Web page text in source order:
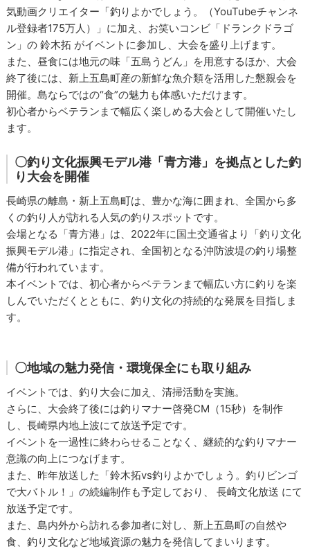
気動画クリエイター「釣りよかでしょう。（YouTubeチャンネ
ル登録者175万人）」に加え、お笑いコンビ「ドランクドラゴ
ン」の 鈴木拓 がイベントに参加し、大会を盛り上げます。
また、昼食には地元の味「五島うどん」を用意するほか、大会
終了後には、新上五島町産の新鮮な魚介類を活用した懇親会を
開催。島ならではの“食”の魅力も体感いただけます。
初心者からベテランまで幅広く楽しめる大会として開催いたし
ます。
〇釣り文化振興モデル港「青方港」を拠点とした釣
り大会を開催
長崎県の離島・新上五島町は、豊かな海に囲まれ、全国から多
くの釣り人が訪れる人気の釣りスポットです。
会場となる「青方港」は、2022年に国土交通省より「釣り文化
振興モデル港」に指定され、全国初となる沖防波堤の釣り場整
備が行われています。
本イベントでは、初心者からベテランまで幅広い方に釣りを楽
しんでいただくとともに、釣り文化の持続的な発展を目指しま
す。
〇地域の魅力発信・環境保全にも取り組み
イベントでは、釣り大会に加え、清掃活動を実施。
さらに、大会終了後には釣りマナー啓発CM（15秒）を制作
し、長崎県内地上波にて放送予定です。
イベントを一過性に終わらせることなく、継続的な釣りマナー
意識の向上につなげます。
また、昨年放送した「鈴木拓vs釣りよかでしょう。釣りビンゴ
で大バトル！」の続編制作も予定しており、 長崎文化放送 にて
放送予定です。
また、島内外から訪れる参加者に対し、新上五島町の自然や
食、釣り文化など地域資源の魅力を発信してまいります。